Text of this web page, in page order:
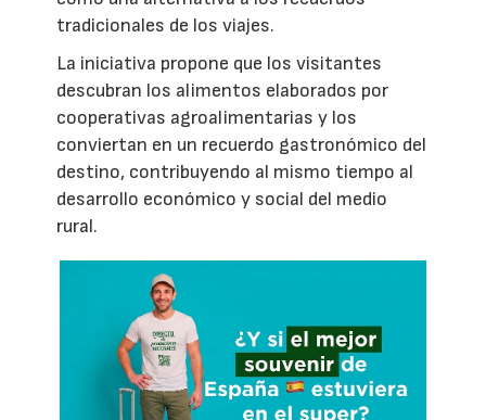
tradicionales de los viajes.
La iniciativa propone que los visitantes
descubran los alimentos elaborados por
cooperativas agroalimentarias y los
conviertan en un recuerdo gastronómico del
destino, contribuyendo al mismo tiempo al
desarrollo económico y social del medio
rural.